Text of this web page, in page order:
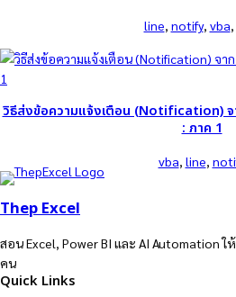
line, notify, vba,
วิธีส่งข้อความแจ้งเตือน (Notification) จ
: ภาค 1
vba line
Thep Excel
สอน Excel, Power BI และ AI Automation ใ
คน
Quick Links